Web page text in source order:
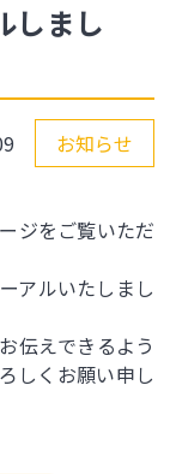
しまし
お知らせ
ジをご覧いただ
アルいたしまし
伝えできるよう
しくお願い申し